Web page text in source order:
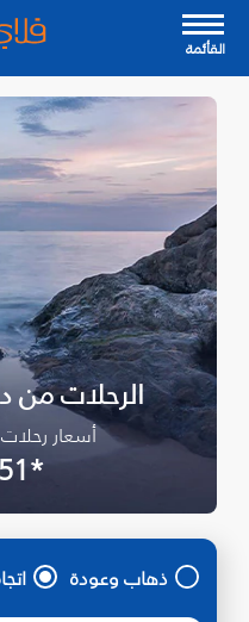
القأئمة
الرحلات من
أسعار
*AED 551
ذهاب وعودة